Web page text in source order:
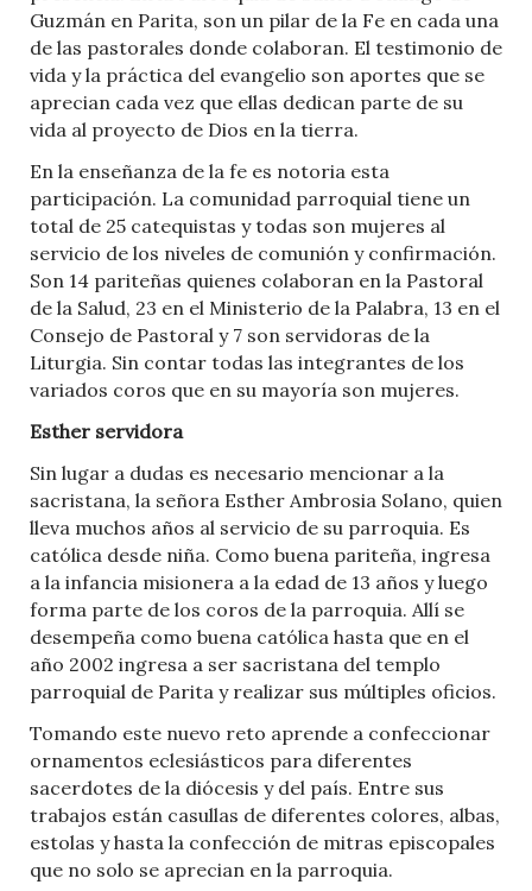
Guzmán en Parita, son un pilar de la Fe en cada una
de las pastorales donde colaboran. El testimonio de
vida y la práctica del evangelio son aportes que se
aprecian cada vez que ellas dedican parte de su
vida al proyecto de Dios en la tierra.
En la enseñanza de la fe es notoria esta
participación. La comunidad parroquial tiene un
total de 25 catequistas y todas son mujeres al
servicio de los niveles de comunión y confirmación.
Son 14 pariteñas quienes colaboran en la Pastoral
de la Salud, 23 en el Ministerio de la Palabra, 13 en el
Consejo de Pastoral y 7 son servidoras de la
Liturgia. Sin contar todas las integrantes de los
variados coros que en su mayoría son mujeres.
Esther servidora
Sin lugar a dudas es necesario mencionar a la
sacristana, la señora Esther Ambrosia Solano, quien
lleva muchos años al servicio de su parroquia. Es
católica desde niña. Como buena pariteña, ingresa
a la infancia misionera a la edad de 13 años y luego
forma parte de los coros de la parroquia. Allí se
desempeña como buena católica hasta que en el
año 2002 ingresa a ser sacristana del templo
parroquial de Parita y realizar sus múltiples oficios.
Tomando este nuevo reto aprende a confeccionar
ornamentos eclesiásticos para diferentes
sacerdotes de la diócesis y del país. Entre sus
trabajos están casullas de diferentes colores, albas,
estolas y hasta la confección de mitras episcopales
que no solo se aprecian en la parroquia.